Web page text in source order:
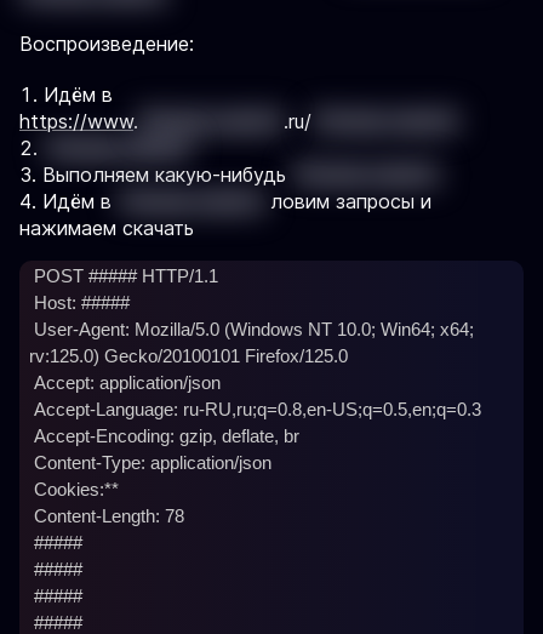
Воспроизведение:
Идём в
https://www. .ru/
Выполняем какую-нибудь
Идём в
ловим запросы и
нажимаем скачать
rv:125.0) Gecko/20100101 Firefox/125.0